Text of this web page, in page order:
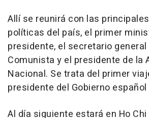
Allí se reunirá con las
políticas del país, el primer
presidente, el secretario
Comunista y el presidente de la
Nacional. Se trata del primer
presidente del Gobierno
Al día siguiente estará en Ho